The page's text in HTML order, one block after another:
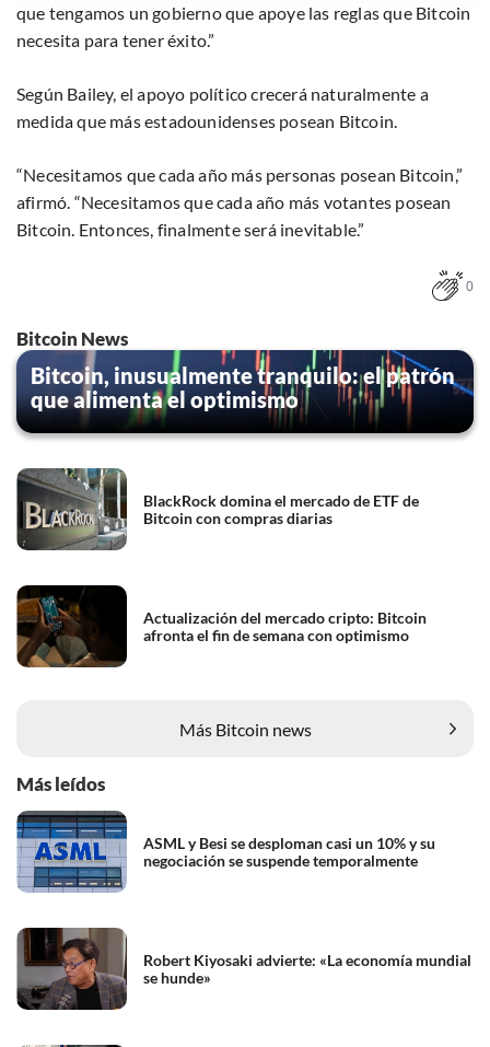
tekst 'cookies' te klikken onderaan de pagina. Voor meer
informatie: zie ons privacy
que tengamos un gobierno que apoye las reglas que Bitcoin
necesita para tener éxito.”
Según Bailey, el apoyo político crecerá naturalmente a
medida que más estadounidenses posean Bitcoin.
“Necesitamos que cada año más personas posean Bitcoin,”
afirmó. “Necesitamos que cada año más votantes posean
Bitcoin. Entonces, finalmente será inevitable.”
0
Bitcoin News
Bitcoin, inusualmente tranquilo: el patrón
que alimenta el optimismo
BlackRock domina el mercado de ETF de
Bitcoin con compras diarias
Actualización del mercado cripto: Bitcoin
afronta el fin de semana con optimismo
Más Bitcoin news
Más leídos
ASML y Besi se desploman casi un 10% y su
negociación se suspende temporalmente
Robert Kiyosaki advierte: «La economía mundial
se hunde»